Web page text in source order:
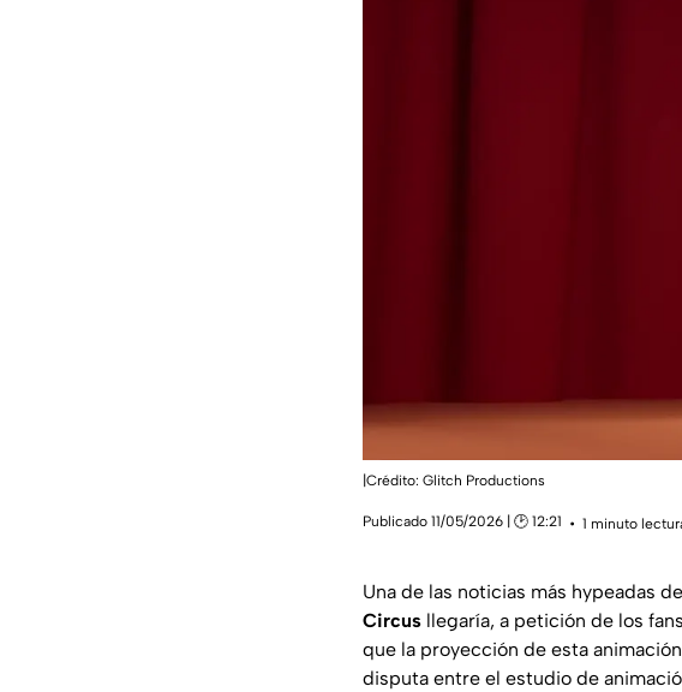
|Crédito: Glitch Productions
Publicado 11/05/2026 | 🕑 12:21 1 minuto
Una de las noticias más hypeadas
Circus llegaría, a petición de los
que la proyección de esta animación
disputa entre el estudio de